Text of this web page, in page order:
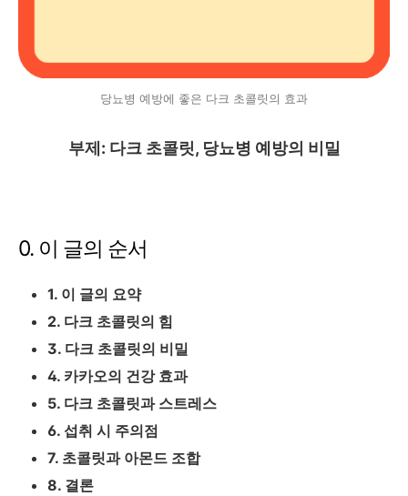
당뇨병 예방에 좋은 다크 초콜릿의 효과
부제: 다크 초콜릿, 당뇨병 예방의 비밀
0. 이 글의 순서
1. 이 글의 요약
2. 다크 초콜릿의 힘
3. 다크 초콜릿의 비밀
4. 카카오의 건강 효과
5. 다크 초콜릿과 스트레스
6. 섭취 시 주의점
7. 초콜릿과 아몬드 조합
8. 결론